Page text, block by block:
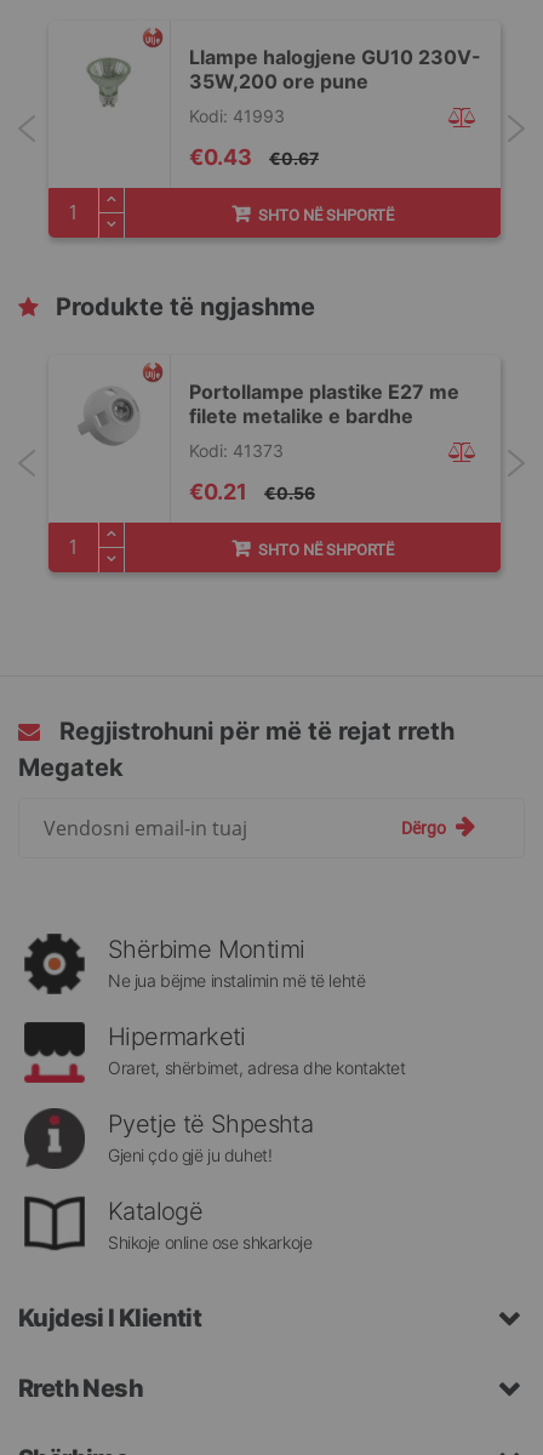
Llampe halogjene GU10 230V-
35W,200 ore pune
Special
Price
€0.43 €0.67
Kodi: 41993
SHTO NË SHPORTË
Produkte të ngjashme
Portollampe plastike E27 me
filete metalike e bardhe
Special
Price
€0.21 €0.56
Kodi: 41373
SHTO NË SHPORTË
Regjistrohuni për më të rejat rreth
Megatek
rreth
Megatek:
Dërgo
Shërbime Montimi
Ne jua bëjme instalimin më të lehtë
Hipermarketi
Oraret, shërbimet, adresa dhe kontaktet
Pyetje të Shpeshta
Gjeni çdo gjë ju duhet!
Katalogë
Shikoje online ose shkarkoje
Kujdesi I Klientit
Rreth Nesh